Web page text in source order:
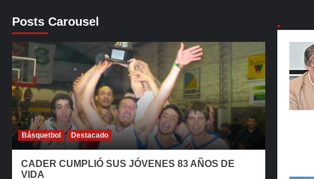
Posts Carousel
Básquetbol Destacado
CADER CUMPLIÓ SUS JÓVENES 83 AÑOS DE
VIDA